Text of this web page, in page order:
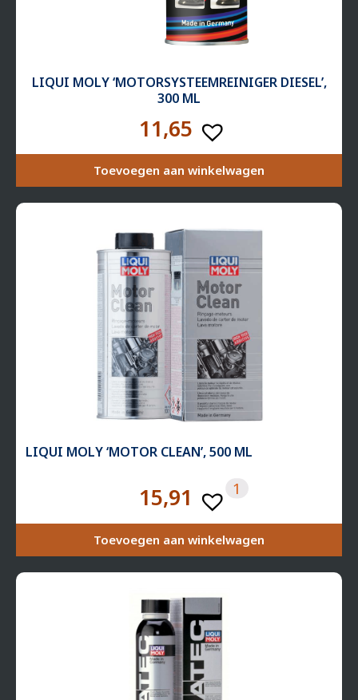
LIQUI MOLY ‘MOTOR­SYS­TEEM­REI­NIGER DIESEL’,
300 ML
11,65
Toevoegen aan winkelwagen
LIQUI MOLY ‘MOTOR CLEAN’, 500 ML
15,91 1
Toevoegen aan winkelwagen